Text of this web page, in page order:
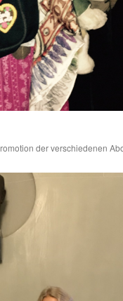
der verschiedenen